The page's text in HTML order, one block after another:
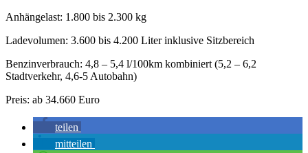
Anhängelast: 1.800 bis 2.300 kg
Ladevolumen: 3.600 bis 4.200 Liter inklusive Sitzbereich
Benzinverbrauch: 4,8 – 5,4 l/100km kombiniert (5,2 – 6,2
Stadtverkehr, 4,6-5 Autobahn)
Preis: ab 34.660 Euro
teilen
mitteilen